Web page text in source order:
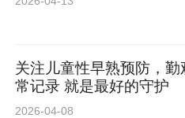
关注儿童性早熟预防，勤
常记录 就是最好的守护
2026-04-08